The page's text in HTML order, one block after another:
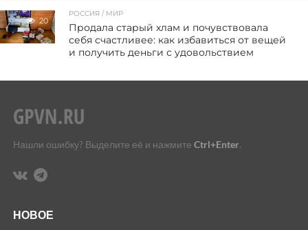
20
РОССИЯ / МИР
Продала старый хлам и почувствовала
себя счастливее: как избавиться от вещей
и получить деньги с удовольствием
Нашли ошибку? Выделите её и нажмите Ctrl+Enter.
НОВОЕ